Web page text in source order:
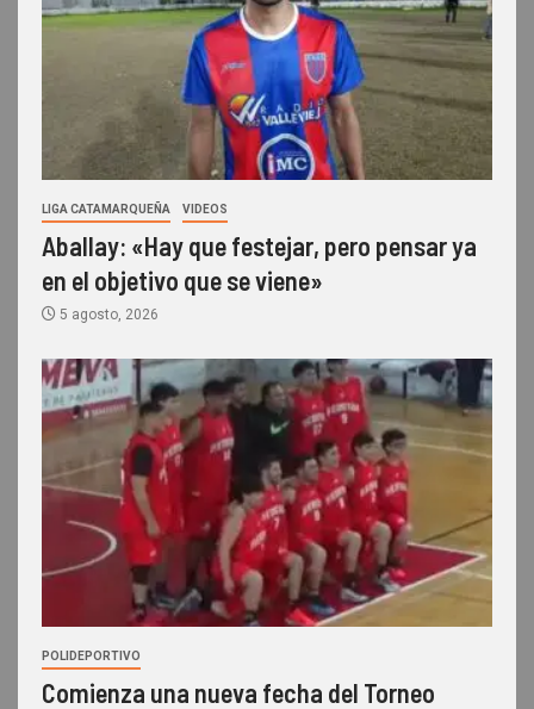
LIGA CATAMARQUEÑA VIDEOS
Aballay: «Hay que festejar, pero pensar ya
en el objetivo que se viene»
5 agosto, 2026
POLIDEPORTIVO
Comienza una nueva fecha del Torneo